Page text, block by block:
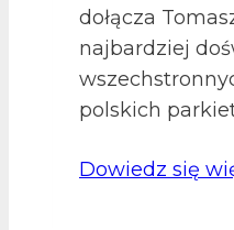
dołącza
najbardziej
polskich
Dowiedz się